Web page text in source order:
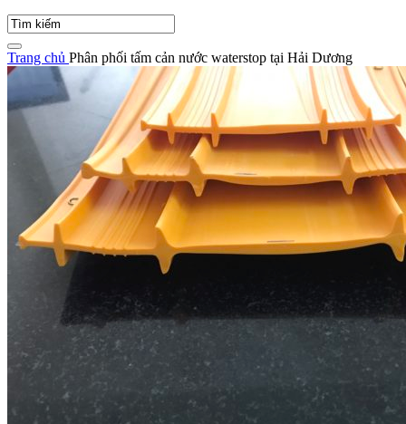
Trang chủ Phân phối tấm cản nước waterstop tại Hải Dương